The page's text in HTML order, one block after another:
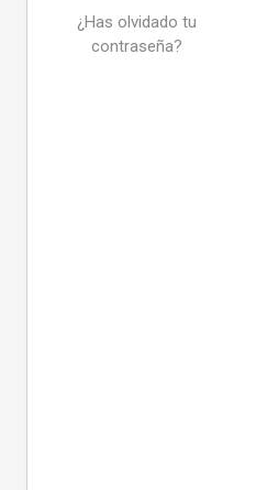
¿Has olvidado tu
contraseña?